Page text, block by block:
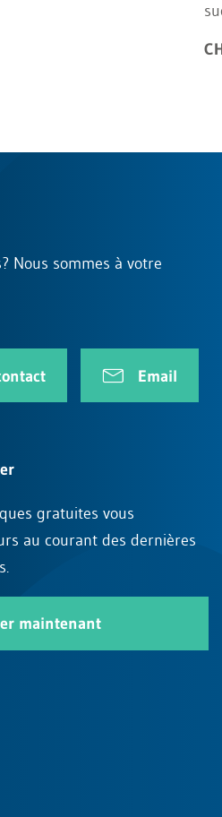
Nous sommes à votre
Email
gratuites vous
au courant des dernières
maintenant